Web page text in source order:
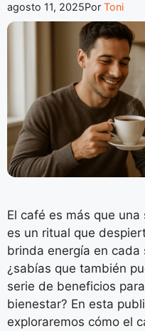
agosto 11, 2025Por Toni
El café es más que
es un ritual que
brinda energía en cada
¿sabías que también
serie de beneficios
bienestar? En esta
exploraremos cómo el